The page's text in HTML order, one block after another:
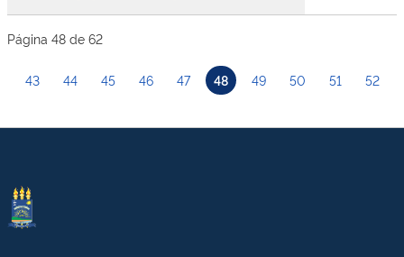
Página 48 de 62
43 44 45 46 47 48 49 50 51 52